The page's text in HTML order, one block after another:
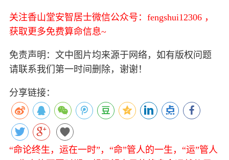
关注香山堂安智居士微信公众号：fengshui12306 ，
获取更多免费算命信息~
免责声明：文中图片均来源于网络，如有版权问题
请联系我们第一时间删除，谢谢！
分享链接：
“命论终生，运在一时”，“命”管人的一生，“运”管人